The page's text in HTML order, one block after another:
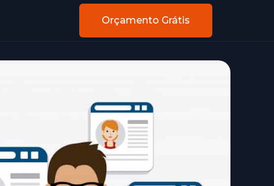
Orçamento Grátis